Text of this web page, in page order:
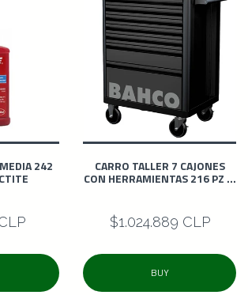
242 CARRO TALLER 7 CAJONES
CON HERRAMIENTAS 216 PZ ...
$1.024.889 CLP
BUY